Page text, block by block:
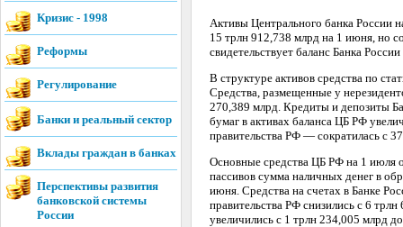
Кризис - 1998
Реформы
Регулирование
Банки и реальный сектор
Вклады граждан в банках
Перспективы развития
банковской системы
России
Активы Центрального банка России
15 трлн 912,738 млрд на 1 июня, но
свидетельствует баланс Банка
В структуре активов средства по
Средства, размещенные у
270,389 млрд. Кредиты и депозиты
бумаг в активах баланса ЦБ РФ
правительства РФ — сократилась с
Основные средства ЦБ РФ на 1 июля
пассивов сумма наличных денег в
июня. Средства на счетах в Банке
правительства РФ снизились с 6
увеличились с 1 трлн 234,005 млрд